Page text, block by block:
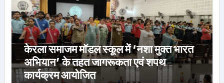
केरला समाजम मॉडल स्कूल में ‘नशा मुक्त भारत
अभियान’ के तहत जागरूकता एवं शपथ
कार्यक्रम आयोजित